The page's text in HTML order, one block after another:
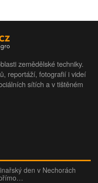
zemědělské techniky.
reportáží, fotografií i videí
sítích a v tištěném
den v Nechorách